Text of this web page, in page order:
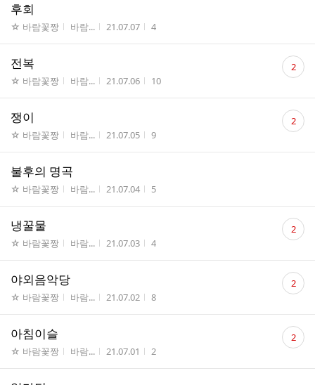
후회
게시판명
☆ 바람꽃짱 작성자
바람... 작성시간
21.07.07 조회수
4
전복
게시판명
☆ 바람꽃짱 작성자
바람... 작성시간
21.07.06 조회수
10
댓
글 2
쟁이
게시판명
☆ 바람꽃짱 작성자
바람... 작성시간
21.07.05 조회수
9
댓
글 2
불후의 명곡
게시판명
☆ 바람꽃짱 작성자
바람... 작성시간
21.07.04 조회수
5
냉꿀물
게시판명
☆ 바람꽃짱 작성자
바람... 작성시간
21.07.03 조회수
4
댓
글 2
야외음악당
게시판명
☆ 바람꽃짱 작성자
바람... 작성시간
21.07.02 조회수
8
댓
글 2
아침이슬
게시판명
☆ 바람꽃짱 작성자
바람... 작성시간
21.07.01 조회수
2
댓
글 2